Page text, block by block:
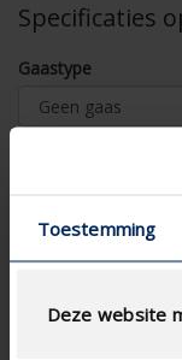
Toestemming
Deze website
Specificaties
Gaastype
Technische